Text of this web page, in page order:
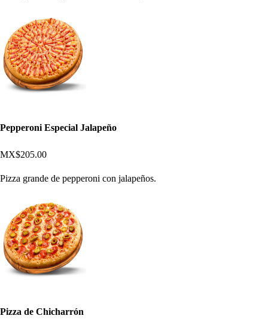
Pepperoni Especial Jalapeño
MX$205.00
Pizza grande de pepperoni con jalapeños.
Pizza de Chicharrón